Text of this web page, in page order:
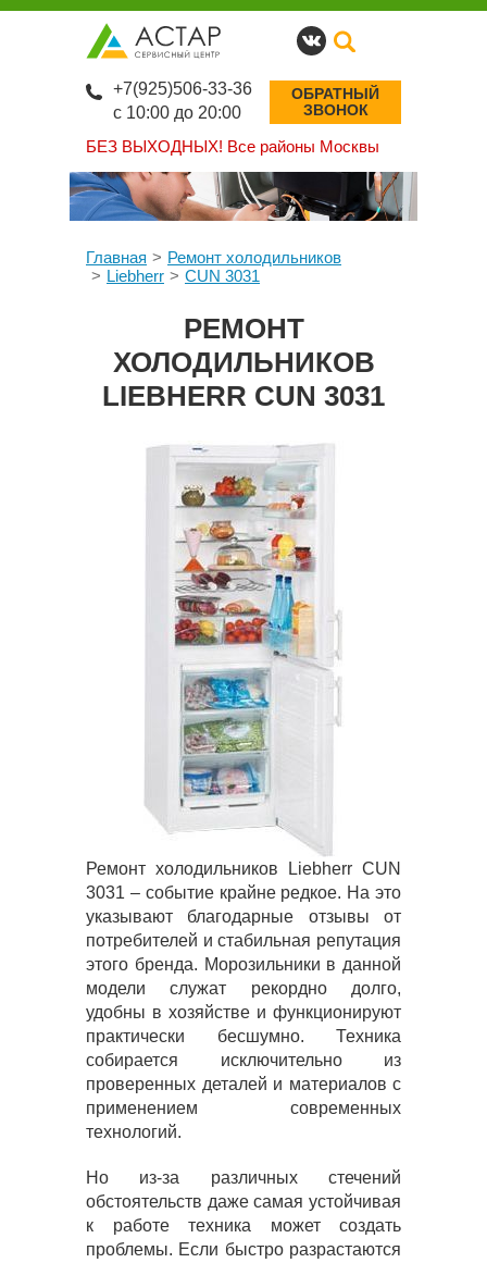
БЕЗ ВЫХОДНЫХ! Все районы Москвы
+7(925)506-33-36
с 10:00 до 20:00
ОБРАТНЫЙ
ЗВОНОК
Главная
Ремонт холодильников
Liebherr
CUN 3031
РЕМОНТ
ХОЛОДИЛЬНИКОВ
LIEBHERR CUN 3031
Ремонт холодильников Liebherr CUN
3031 – событие крайне редкое. На это
указывают благодарные отзывы от
потребителей и стабильная репутация
этого бренда. Морозильники в данной
модели служат рекордно долго,
удобны в хозяйстве и функционируют
практически бесшумно. Техника
собирается исключительно из
проверенных деталей и материалов с
применением современных
технологий.
Но из-за различных стечений
обстоятельств даже самая устойчивая
к работе техника может создать
проблемы. Если быстро разрастаются